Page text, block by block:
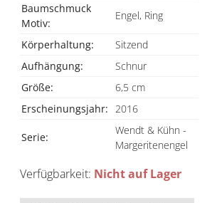
Baumschmuck
Motiv:
Engel, Ring
Körperhaltung:
Sitzend
Aufhängung:
Schnur
Größe:
6,5 cm
Erscheinungsjahr: 2016
Serie:
Wendt & Kühn -
Margeritenengel
Verfügbarkeit: Nicht auf Lager